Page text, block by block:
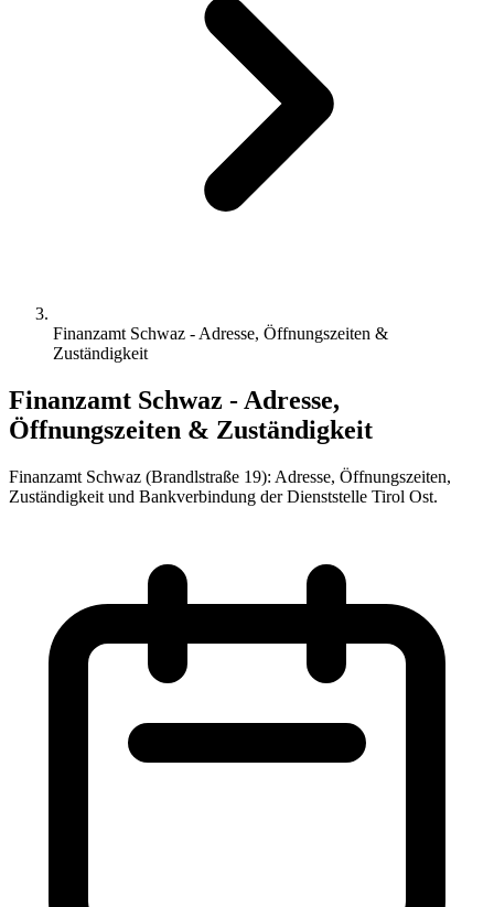
Finanzamt Schwaz - Adresse, Öffnungszeiten &
Zuständigkeit
Finanzamt Schwaz - Adresse,
Öffnungszeiten & Zuständigkeit
Finanzamt Schwaz (Brandlstraße 19): Adresse, Öffnungszeiten,
Zuständigkeit und Bankverbindung der Dienststelle Tirol Ost.